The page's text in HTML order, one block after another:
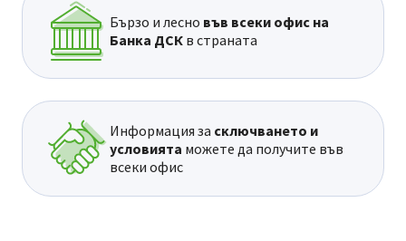
Бързо и лесно във всеки офис на
Банка ДСК в страната
Информация за сключването и
условията можете да получите във
всеки офис